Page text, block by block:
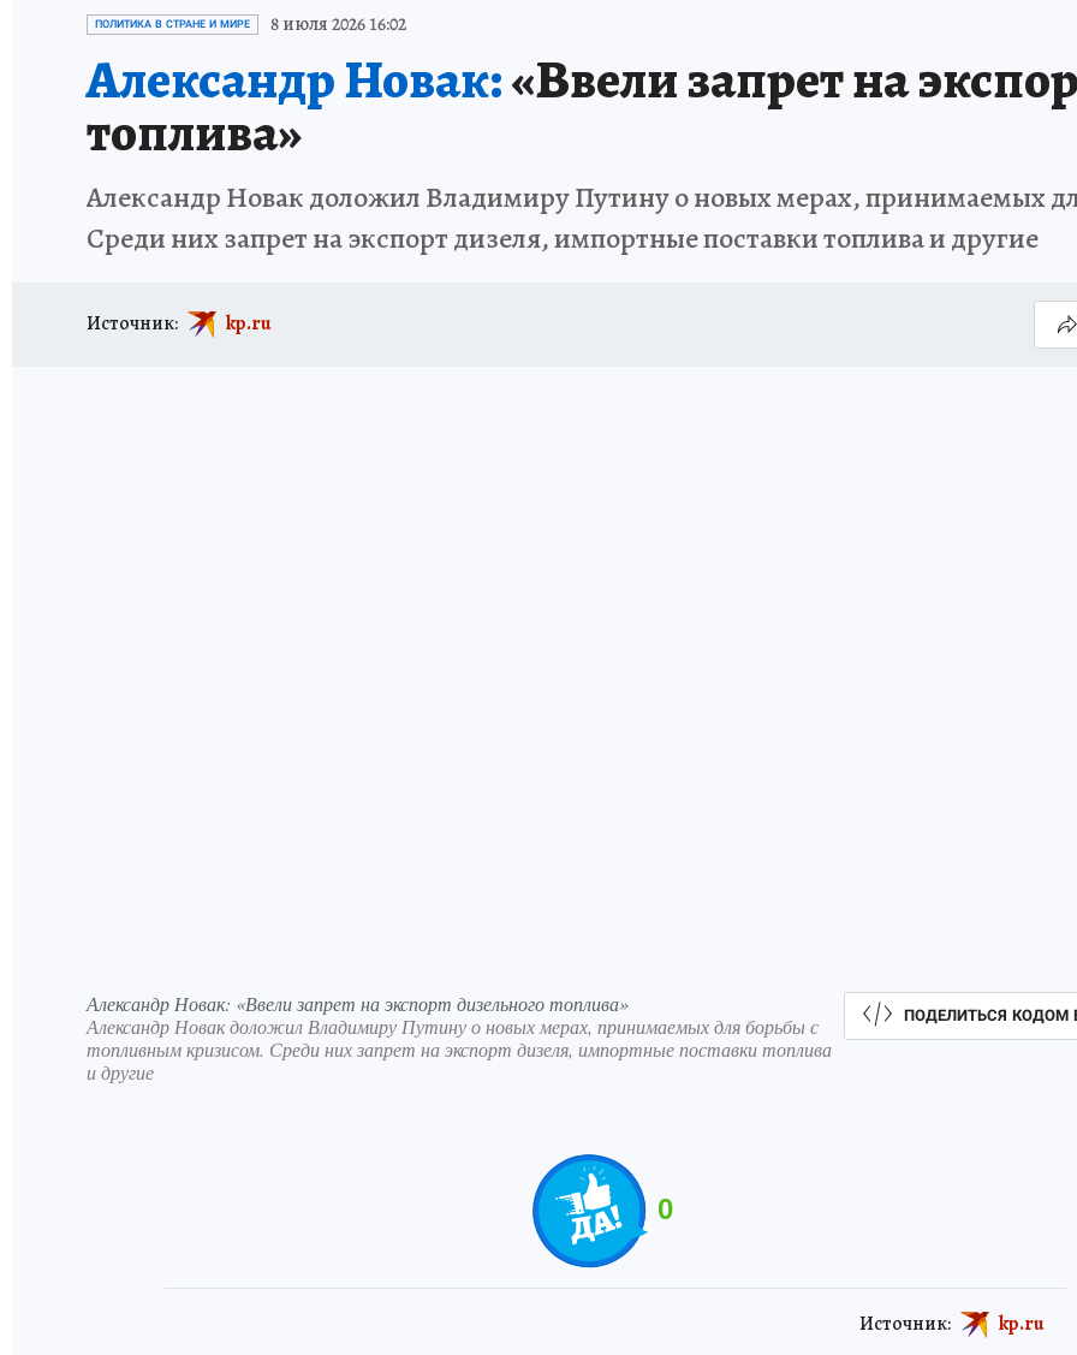
ИСПЫТАНО НА СЕБЕ
ПОЛИТИКА В СТРАНЕ И МИРЕ 8 июля 2026 16:02
Александр Новак:«Ввели запрет на
топлива»
Александр Новак доложил Владимиру Путину о новых мерах, принимаемых
Среди них запрет на экспорт дизеля, импортные поставки топлива и другие
Источник: kp.ru
Александр Новак: «Ввели запрет на экспорт дизельного топлива»
Александр Новак доложил Владимиру Путину о новых мерах, принимаемых для борьбы с
топливным кризисом. Среди них запрет на экспорт дизеля, импортные поставки топлива
и другие
ПОДЕЛИТЬСЯ КОДОМ
0
Источник: kp.ru